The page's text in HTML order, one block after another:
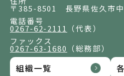
〒385-8501 長野県佐久市
電話番号
0267-62-2111
（代表）
ファックス
0267-63-1680 （総務部）
組織一覧